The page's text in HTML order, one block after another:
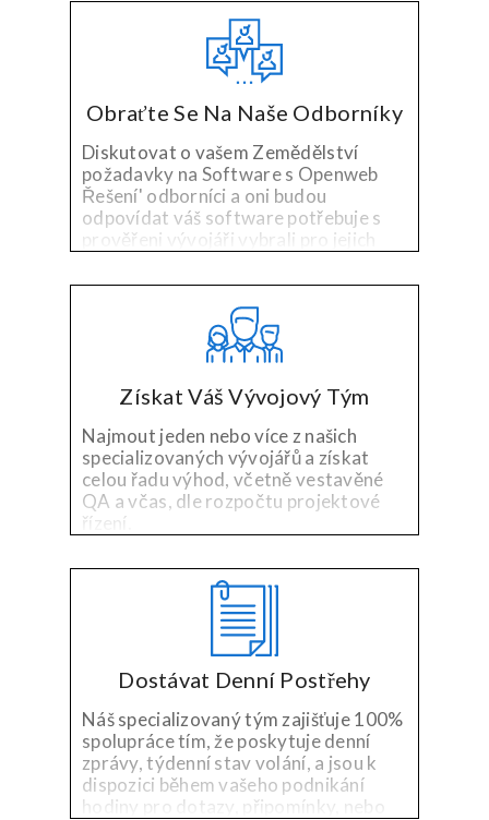
Obraťte Se Na Naše Odborníky
Diskutovat o vašem Zemědělství
požadavky na Software s Openweb
Řešení' odborníci a oni budou
odpovídat váš software potřebuje s
prověřeni vývojáři vybrali pro jejich
zkušenosti v oboru.
Získat Váš Vývojový Tým
Najmout jeden nebo více z našich
specializovaných vývojářů a získat
celou řadu výhod, včetně vestavěné
QA a včas, dle rozpočtu projektové
řízení.
Dostávat Denní Postřehy
Náš specializovaný tým zajišťuje 100%
spolupráce tím, že poskytuje denní
zprávy, týdenní stav volání, a jsou k
dispozici během vašeho podnikání
hodiny pro dotazy, připomínky, nebo